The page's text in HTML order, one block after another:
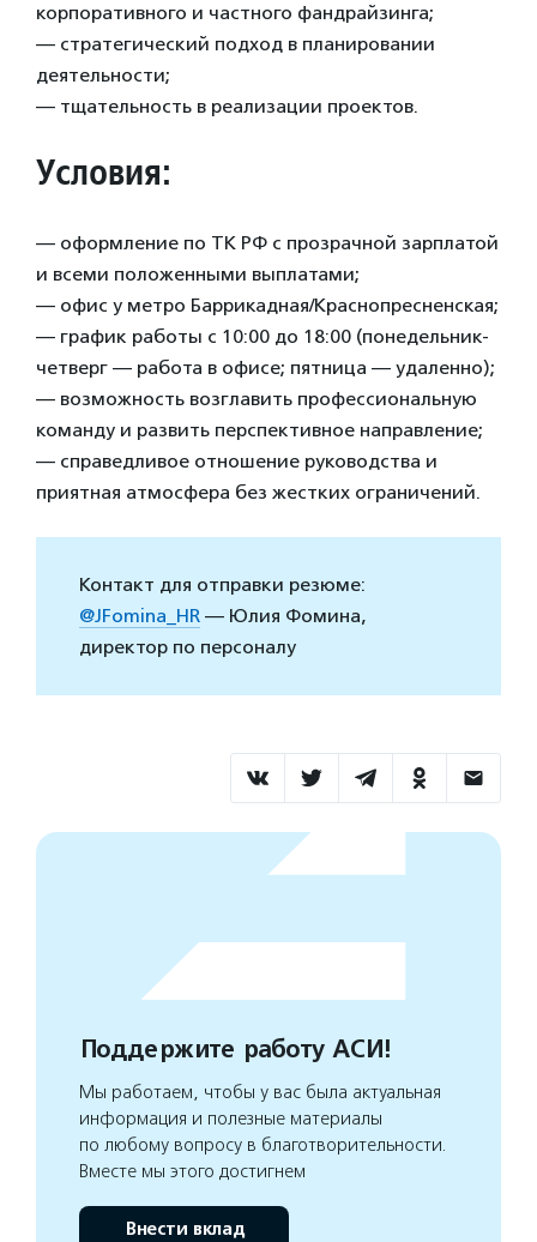
корпоративного и частного фандрайзинга;
— стратегический подход в планировании
деятельности;
— тщательность в реализации проектов.
Условия:
— оформление по ТК РФ с прозрачной зарплатой
и всеми положенными выплатами;
— офис у метро Баррикадная/Краснопресненская;
— график работы с 10:00 до 18:00 (понедельник-
четверг — работа в офисе; пятница — удаленно);
— возможность возглавить профессиональную
команду и развить перспективное направление;
— справедливое отношение руководства и
приятная атмосфера без жестких ограничений.
Контакт для отправки резюме:
@JFomina_HR — Юлия Фомина,
директор по персоналу
Поддержите работу АСИ!
Мы работаем, чтобы у вас была актуальная
информация и полезные материалы
по любому вопросу в благотворительности.
Вместе мы этого достигнем
Внести вклад